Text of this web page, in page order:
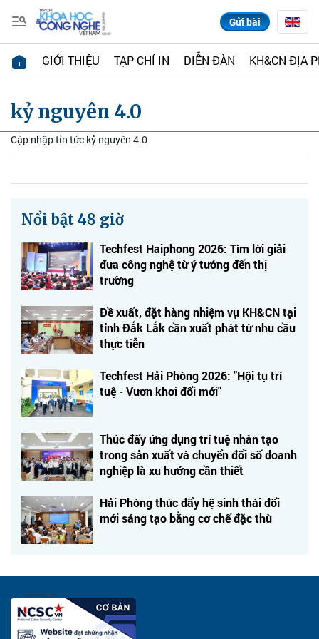
Gửi bài
GIỚI THIỆU TẠP CHÍ IN DIỄN ĐÀN KH&CN ĐỊA
kỷ nguyên 4.0
Cập nhập tin tức kỷ nguyên 4.0
Nổi bật 48 giờ
Techfest Haiphong 2026: Tìm lời giải
đưa công nghệ từ ý tưởng đến thị
trường
Đề xuất, đặt hàng nhiệm vụ KH&CN tại
tỉnh Đắk Lắk cần xuất phát từ nhu cầu
thực tiễn
Techfest Hải Phòng 2026: "Hội tụ trí
tuệ - Vươn khơi đổi mới"
Thúc đẩy ứng dụng trí tuệ nhân tạo
trong sản xuất và chuyển đổi số doanh
nghiệp là xu hướng cần thiết
Hải Phòng thúc đẩy hệ sinh thái đổi
mới sáng tạo bằng cơ chế đặc thù